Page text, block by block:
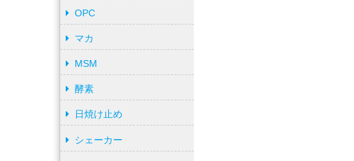
OPC
マカ
MSM
酵素
日焼け止め
シェーカー